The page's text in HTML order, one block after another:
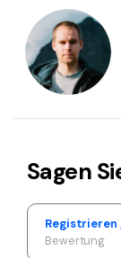
Sagen
Registrieren
Bewertung